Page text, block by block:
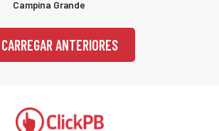
Campina Grande
CARREGAR ANTERIORES